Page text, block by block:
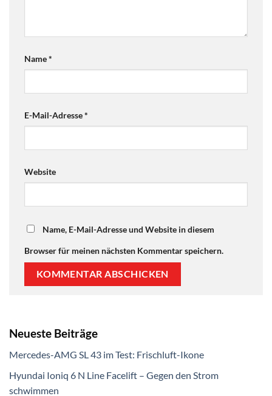
Name*
E-Mail-Adresse*
Website
Name, E-Mail-Adresse und Website in diesem
Browser für meinen nächsten Kommentar speichern.
Neueste Beiträge
Mercedes-AMG SL 43 im Test: Frischluft-Ikone
Hyundai Ioniq 6 N Line Facelift – Gegen den Strom
schwimmen